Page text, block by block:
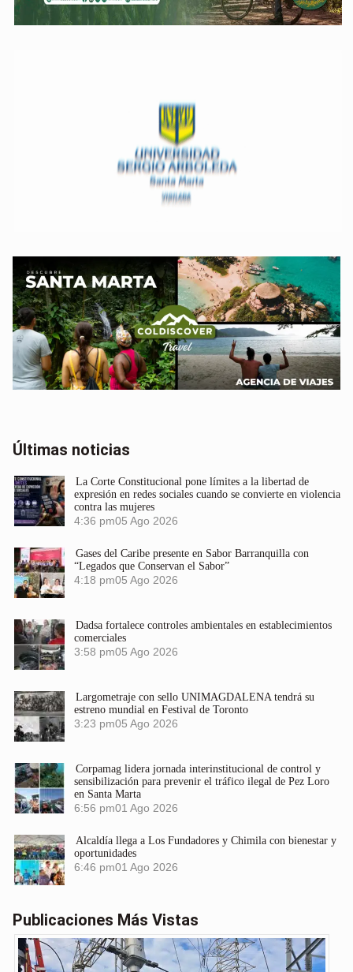
Últimas noticias
La Corte Constitucional pone límites a la libertad de
expresión en redes sociales cuando se convierte en violencia
contra las mujeres
4:36 pm05 Ago 2026
Gases del Caribe presente en Sabor Barranquilla con
“Legados que Conservan el Sabor”
4:18 pm05 Ago 2026
Dadsa fortalece controles ambientales en establecimientos
comerciales
3:58 pm05 Ago 2026
Largometraje con sello UNIMAGDALENA tendrá su
estreno mundial en Festival de Toronto
3:23 pm05 Ago 2026
Corpamag lidera jornada interinstitucional de control y
sensibilización para prevenir el tráfico ilegal de Pez Loro
en Santa Marta
6:56 pm01 Ago 2026
Alcaldía llega a Los Fundadores y Chimila con bienestar y
oportunidades
6:46 pm01 Ago 2026
Publicaciones Más Vistas